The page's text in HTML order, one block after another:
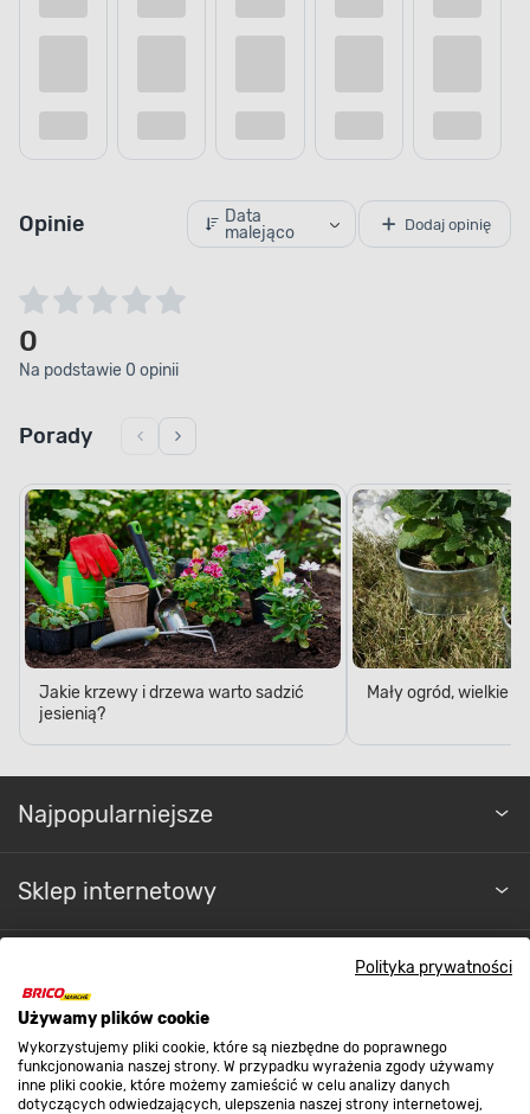
Polityka prywatności
Używamy plików cookie
Wykorzystujemy pliki cookie, które są niezbędne do poprawnego
funkcjonowania naszej strony. W przypadku wyrażenia zgody używamy
inne pliki cookie, które możemy zamieścić w celu analizy danych
dotyczących odwiedzających, ulepszenia naszej strony internetowej,
Kup teraz
malejąco
Dodaj opinię
0
Na podstawie 0 opinii
Jakie krzewy i drzewa warto sadzić
jesienią?
Mały ogród, wielkie
Regulaminy
Promocje
Nasze sklepy